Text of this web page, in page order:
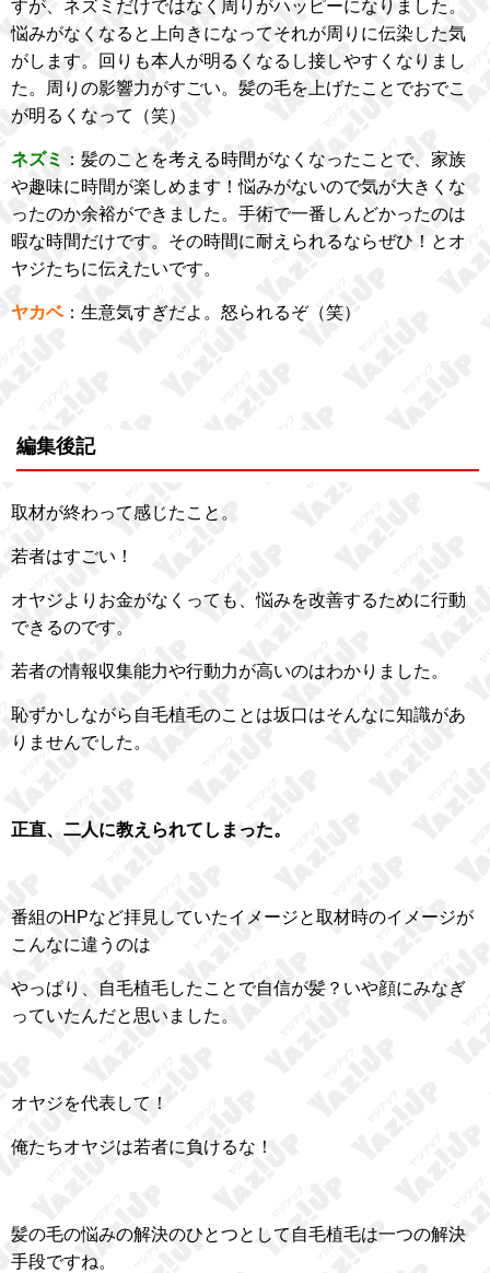
すが、ネズミだけではなく周りがハッピーになりました。
悩みがなくなると上向きになってそれが周りに伝染した気
がします。回りも本人が明るくなるし接しやすくなりまし
た。周りの影響力がすごい。髪の毛を上げたことでおでこ
が明るくなって（笑）
ネズミ ：髪のことを考える時間がなくなったことで、家族
や趣味に時間が楽しめます！悩みがないので気が大きくな
ったのか余裕ができました。手術で一番しんどかったのは
暇な時間だけです。その時間に耐えられるならぜひ！とオ
ヤジたちに伝えたいです。
ヤカベ：生意気すぎだよ。怒られるぞ（笑）
編集後記
取材が終わって感じたこと。
若者はすごい！
オヤジよりお金がなくっても、悩みを改善するために行動
できるのです。
若者の情報収集能力や行動力が高いのはわかりました。
恥ずかしながら自毛植毛のことは坂口はそんなに知識があ
りませんでした。
正直、二人に教えられてしまった。
番組のHPなど拝見していたイメージと取材時のイメージが
こんなに違うのは
やっぱり、自毛植毛したことで自信が髪？いや顔にみなぎ
っていたんだと思いました。
オヤジを代表して！
俺たちオヤジは若者に負けるな！
髪の毛の悩みの解決のひとつとして自毛植毛は一つの解決
手段ですね。